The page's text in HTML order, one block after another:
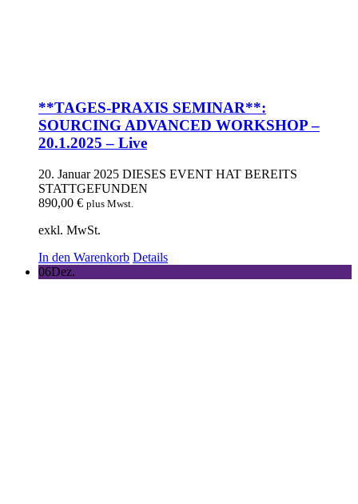
**TAGES-PRAXIS SEMINAR**:
SOURCING ADVANCED WORKSHOP –
20.1.2025 – Live
20. Januar 2025 DIESES EVENT HAT BEREITS
STATTGEFUNDEN
890,00 € plus Mwst.
exkl. MwSt.
In den Warenkorb Details
06Dez.